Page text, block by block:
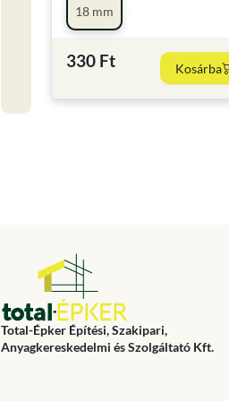
18 mm
330 Ft Kosárba
Total-Épker Építési, Szakipari,
Anyagkereskedelmi és Szolgáltató Kft.